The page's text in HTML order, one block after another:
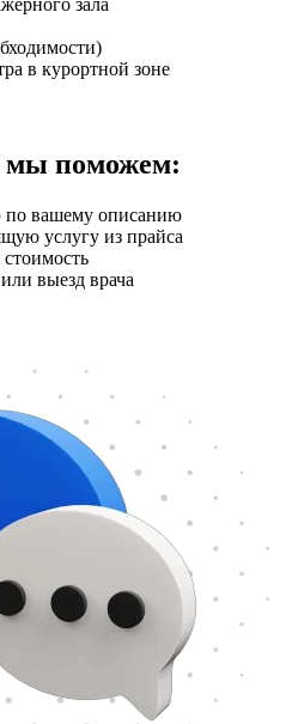
в курортной зоне
поможем:
по вашему описанию
услугу из прайса
выезд врача